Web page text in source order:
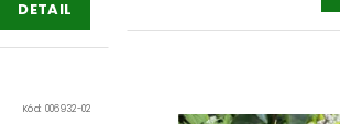
DETAIL
Kód: 006932-02